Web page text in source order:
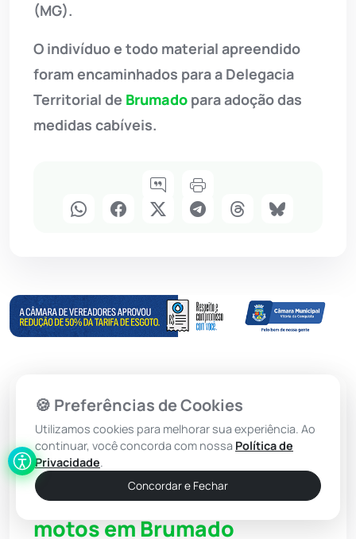
(MG).
O indivíduo e todo material apreendido
foram encaminhados para a Delegacia
Territorial de Brumado para adoção das
medidas cabíveis.
Brumado
24º BPM convoca vítimas
para reconhecimento de
autores de roubos de
motos em Brumado
🍪 Preferências de Cookies
Utilizamos cookies para melhorar sua experiência. Ao
continuar, você concorda com nossa Política de
Privacidade.
Concordar e Fechar